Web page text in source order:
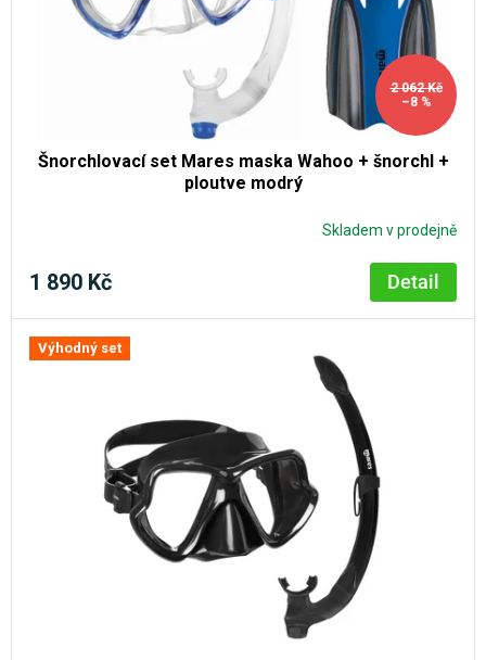
2 062 Kč
–8 %
Šnorchlovací set Mares maska Wahoo + šnorchl +
ploutve modrý
Skladem v prodejně
1 890 Kč Detail
Výhodný set